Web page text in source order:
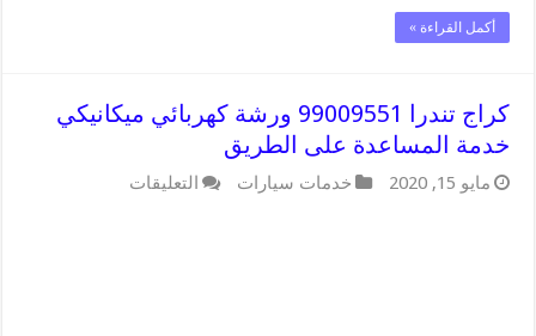
أكمل القراءة »
كراج تندرا 99009551 ورشة كهربائي ميكانيكي
خدمة المساعدة على الطريق
مايو 15, 2020 خدمات سيارات التعليقات